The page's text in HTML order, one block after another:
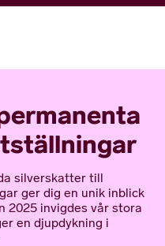
silverskatter till
ger dig en unik inblick
2025 invigdes vår stora
en djupdykning i